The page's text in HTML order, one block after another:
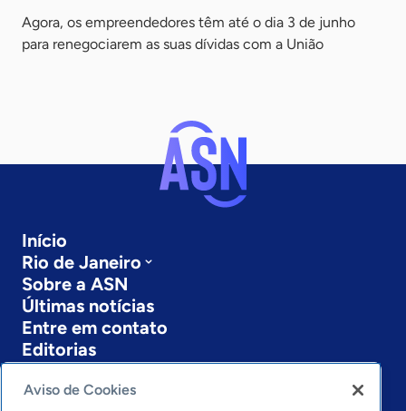
Agora, os empreendedores têm até o dia 3 de junho
para renegociarem as suas dívidas com a União
Início
Rio de Janeiro
Sobre a ASN
Últimas notícias
Entre em contato
Editorias
Economia & Política
Aviso de Cookies